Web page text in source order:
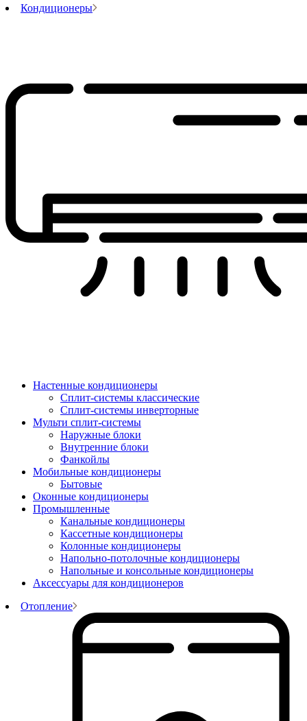
Кондиционеры
Настенные кондиционеры
Сплит-системы классические
Сплит-системы инверторные
Мульти сплит-системы
Наружные блоки
Внутренние блоки
Фанкойлы
Мобильные кондиционеры
Бытовые
Оконные кондиционеры
Промышленные
Канальные кондиционеры
Кассетные кондиционеры
Колонные кондиционеры
Напольно-потолочные кондиционеры
Напольные и консольные кондиционеры
Аксессуары для кондиционеров
Отопление